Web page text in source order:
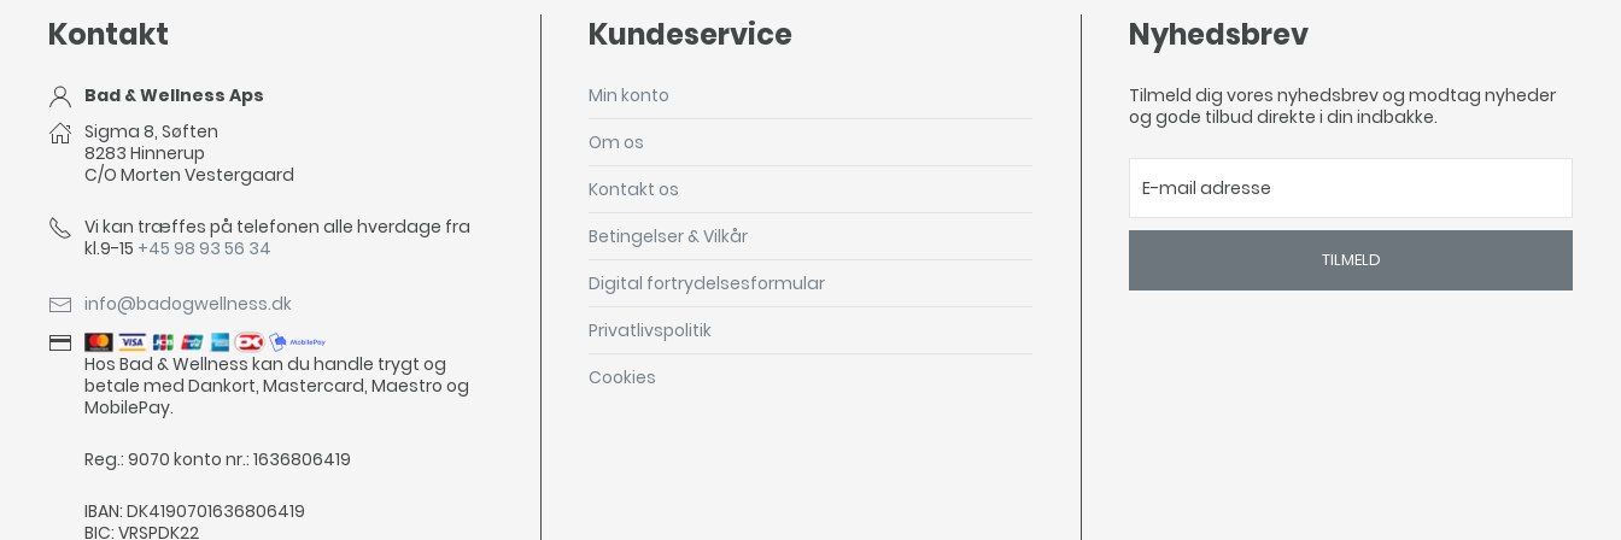
Kontakt
Bad & Wellness Aps
Sigma 8, Søften
8283 Hinnerup
C/O Morten Vestergaard
Vi kan træffes på telefonen alle hverdage fra
kl.9-15 +45 98 93 56 34
info@badogwellness.dk
Hos Bad & Wellness kan du handle trygt og
betale med Dankort, Mastercard, Maestro og
MobilePay.
Reg.: 9070 konto nr.: 1636806419
IBAN: DK4190701636806419
BIC: VRSPDK22
Kundeservice
Min konto
Om os
Kontakt os
Betingelser & Vilkår
Digital fortrydelsesformular
Privatlivspolitik
Cookies
Nyhedsbrev
Tilmeld dig vores nyhedsbrev og modtag nyheder
og gode tilbud direkte i din indbakke.
TILMELD